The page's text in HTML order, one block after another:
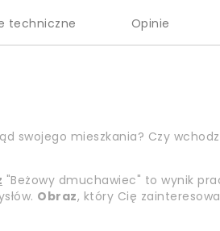
techniczne Opinie
swojego mieszkania? Czy
"Beżowy dmuchawiec" to wynik
Obraz, który Cię